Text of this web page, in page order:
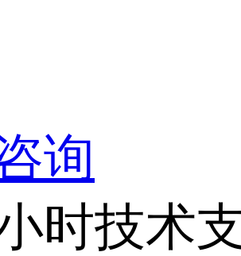
询
时技术